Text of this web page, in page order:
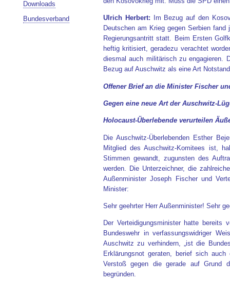
Downloads
Bundesverband
Ulrich Herbert: Im Bezug auf den
Deutschen am Krieg gegen Serbien
Regierungsantritt statt. Beim Ersten
heftig kritisiert, geradezu verachtet
diesmal auch militärisch zu engagieren.
Bezug auf Auschwitz als eine Art
Offener Brief an die Minister Fischer
Gegen eine neue Art der Auschwitz-
Holocaust-Überlebende verurteilen
Die Auschwitz-Überlebenden Esther
Mitglied des Auschwitz-Komitees ist,
Stimmen gewandt, zugunsten des
werden. Die Unterzeichner, die
Außenminister Joseph Fischer und
Minister:
Sehr geehrter Herr Außenminister! Sehr
Der Verteidigungsminister hatte bereits
Bundeswehr in verfassungswidriger
Auschwitz zu verhindern, „ist die
Erklärungsnot geraten, berief sich
Verstoß gegen die gerade auf Grund
begründen.